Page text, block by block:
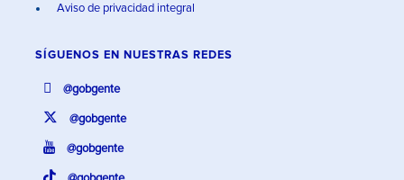
Aviso de privacidad integral
SÍGUENOS EN NUESTRAS REDES
@gobgente
@gobgente
@gobgente